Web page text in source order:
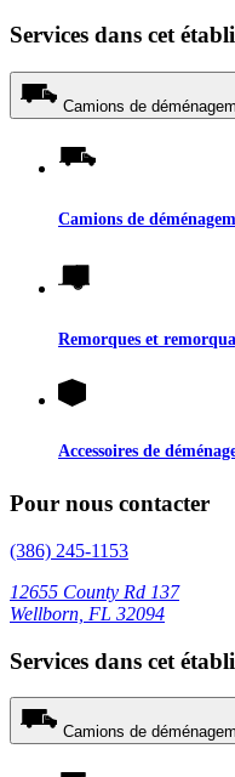
Services dans cet
Camions de
Camions de
Remorques et
Accessoires de
Pour nous contacter
(386) 245-1153
12655 County Rd 137
Wellborn, FL 32094
Services dans cet
Camions de